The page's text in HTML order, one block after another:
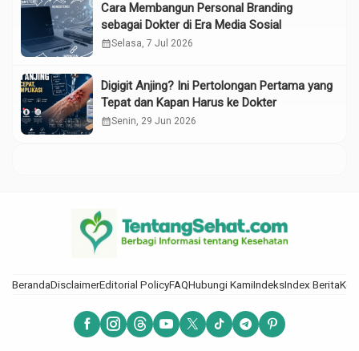
Cara Membangun Personal Branding
sebagai Dokter di Era Media Sosial
calendar_monthSelasa, 7 Jul 2026
Digigit Anjing? Ini Pertolongan Pertama yang
Tepat dan Kapan Harus ke Dokter
calendar_monthSenin, 29 Jun 2026
BerandaDisclaimerEditorial PolicyFAQHubungi KamiIndeksIndex Berita